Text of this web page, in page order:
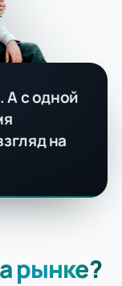
А с одной
на
рынке?